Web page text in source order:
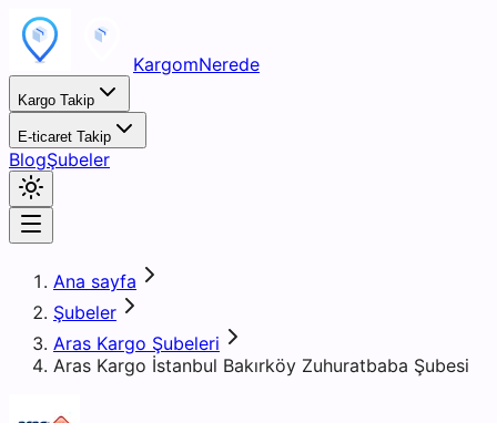
KargomNerede
Kargo Takip
E-ticaret Takip
BlogŞubeler
Ana sayfa
Şubeler
Aras Kargo Şubeleri
Aras Kargo İstanbul Bakırköy Zuhuratbaba Şubesi